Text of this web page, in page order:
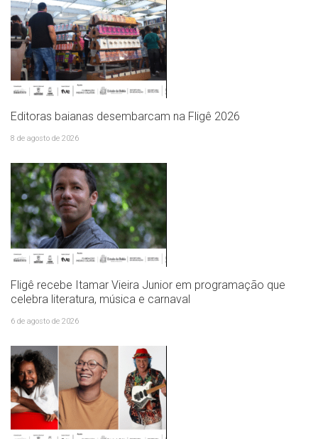
Editoras baianas desembarcam na Fligê 2026
8 de agosto de 2026
Fligê recebe Itamar Vieira Junior em programação que
celebra literatura, música e carnaval
6 de agosto de 2026